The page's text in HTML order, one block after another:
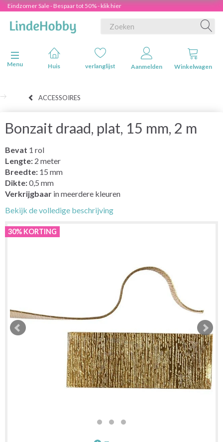
Eindzomer Sale - Bespaar tot 50% - klik hier
Navigatie in-/uitschakelen
Menu
Huis verlanglijst Aanmelden Winkelwagen
ACCESSOIRES
Bonzait draad, plat, 15 mm, 2 m
Bevat 1 rol
Lengte: 2 meter
Breedte: 15 mm
Dikte:0,5 mm
Verkrijgbaar in meerdere kleuren
Bekijk de volledige beschrijving
30% KORTING